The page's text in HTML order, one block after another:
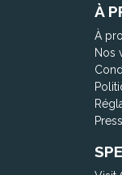
À
À
Nos